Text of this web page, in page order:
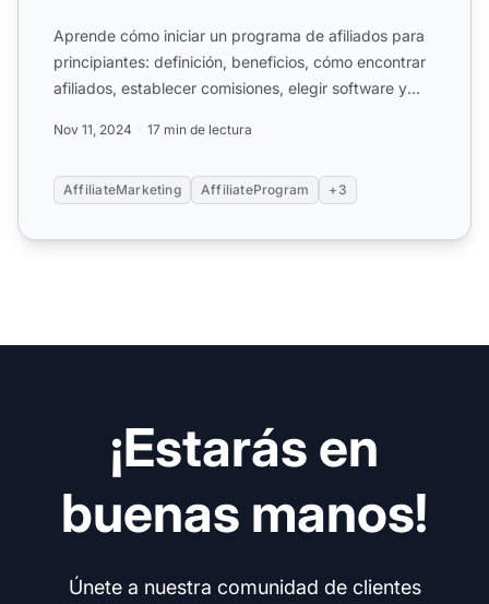
Aprende cómo iniciar un programa de afiliados para
principiantes: definición, beneficios, cómo encontrar
afiliados, establecer comisiones, elegir software y
Nov 11, 2024 17 min de lectura
AffiliateMarketing AffiliateProgram +3
¡Estarás en
buenas manos!
Únete a nuestra comunidad de clientes